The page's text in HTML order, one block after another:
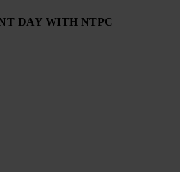
DAY WITH NTPC